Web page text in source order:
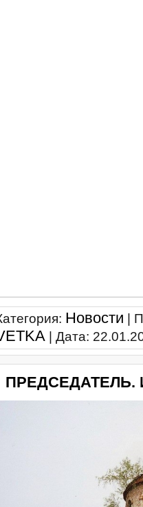
Новости |
| Дата:
ПРЕДСЕДАТЕЛЬ.